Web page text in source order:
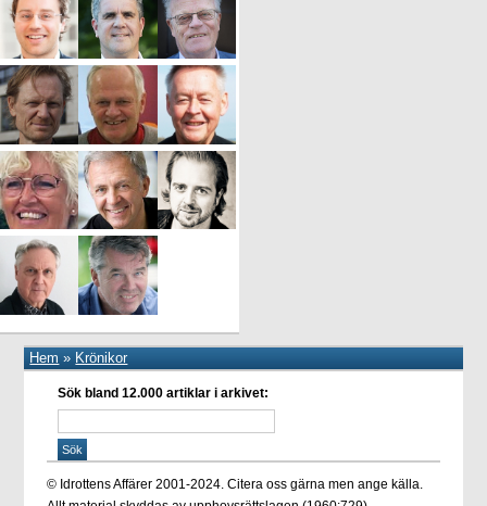
Hem » Krönikor
Sök bland 12.000 artiklar i arkivet:
© Idrottens Affärer 2001-2024. Citera oss gärna men ange källa.